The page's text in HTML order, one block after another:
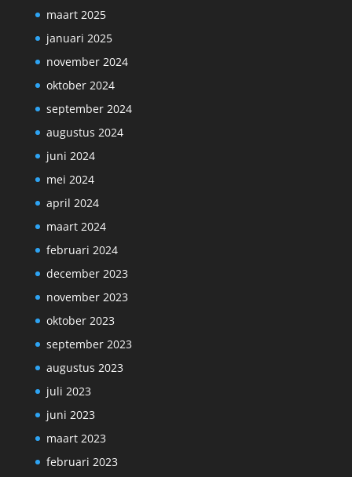
maart 2025
januari 2025
november 2024
oktober 2024
september 2024
augustus 2024
juni 2024
mei 2024
april 2024
maart 2024
februari 2024
december 2023
november 2023
oktober 2023
september 2023
augustus 2023
juli 2023
juni 2023
maart 2023
februari 2023